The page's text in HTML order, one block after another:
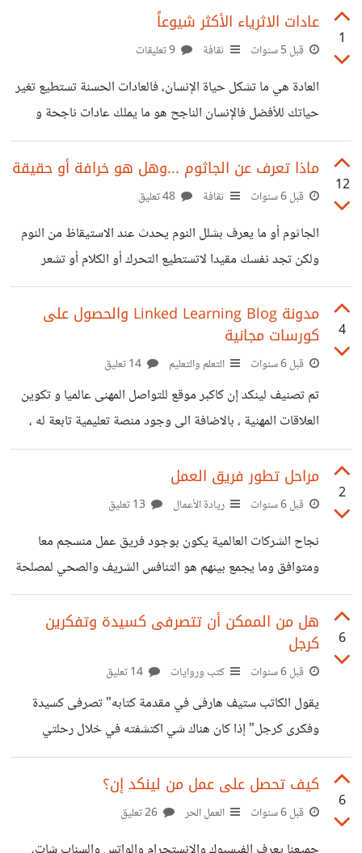
عربية شهيرة . #منصة رواق تعد منصة رواق من أشهر المنصات
العربية وأسهلها قام بإنشائها رواد الأعمال فؤاد الفرحان وسامي
العربية وغيرهم ، تعد من أشهر منصات التعليم الألكتروني لعدة
أسباب: - تتوافر بها شتى المجالات والتخصصات جميع المواد بها
باللغة العربية يمكنك أن تصبح محاضر بها،
1
عادات الاثرياء الأكثر شيوعاً
قبل 5 سنوات ثقافة
العادة هي ما تشكل حياة الإنسان، فالعادات الحسنة تستطيع تغير
حياتك للأفضل فالإنسان الناجح هو ما يملك عادات ناجحة و
العادات سيئة تدمر حياتك للأبد. عادة ما يكون الشخص الثرى له
فكر مختلف عن غيره ويمتلك عقلية ذات تخطيط واعي ولذلك
يمتلك الأثريات عادات خاصة بهم تميزهم عن غيرهم ،
الشخصى ولم يرثه .* يمتلك الاثرياء العصاميون عادات كثيرة
تجعلهم مميزون ولكن من أكثر العادات شيوعاً ، والتى تجمع بين
جميع
12
ماذا تعرف عن الجاثوم ...وهل هو خرافة أو حقيقة
قبل 6 سنوات ثقافة
الجاثوم أو ما يعرف بشلل النوم يحدث عند الاستيقاظ من النوم
ولكن تجد نفسك مقيدا لاتستطيع التحرك أو الكلام أو تشعر
بضيق النفس، ثم بعد وقت قليل يمكنك التحرك والحديث مجددا.
ظهر للجاثوم تفسيرات طبية كثيرة أشهرها أن الإنسان يمر أثناء
نومه بدورات كثيرة منها مرحلة نوم العين السريعة بحيث يكون
الدماغ نشطا للغاية وتعج تلك المرحلة بأحلام كثيرة ومحاكاة
للواقع قد تؤدى بك لايذا نفسك وهنا يعمل الدماغ على شل
جسمك مؤقتا عند الاستيقاظ حتى يمنعك من إيذاء نفسك
4
مدونة Linked Learning Blog والحصول على
كورسات مجانية
قبل 6 سنوات التعلم والتعليم
تم تصنيف لينكد إن كاكبر موقع للتواصل المهنى عالميا و تكوين
العلاقات المهنية ، بالاضافة الى وجود منصة تعليمية تابعة له ،
كانت تلك المنصة تسمى فيما سبق ليندا. كوم حتى أستحوزت
Blog وأصبحت من أكبر المنصات العالمية المميزة للتعليم
تلقائيا في مدونة وتلك المدونة تختلف تماما عن المنصات
الإلكترونية العالمية الأخرى لعدة الأسباب: - تختص بنوع خاص
من
2
مراحل تطور فريق العمل
قبل 6 سنوات ريادة الأعمال
نجاح الشركات العالمية يكون بوجود فريق عمل منسجم معا
ومتوافق وما يجمع بينهم هو التنافس الشريف والصحي لمصلحة
الشركة وتطورها، فدائما ما يعمل رواد الأعمال على الاهتمام
بفريق العمل أولا و اختياره بدقة لبناء شركة ناجحة ولها مكانتها
في سوق العمل عالميا وتحقيق نتائج عالية الجودة ان اختيار
فريق العمل له علم خاص به ومراحل خاصة يمر بها أي فريق
لوصوله لمرحلة الانسجام والاختلاف لا الخلاف و تتعدد مراحل
تطور فريق العمل، وتختلف من فريق الى اخر، ويمر بمراحل عدة
6
هل من الممكن أن تتصرفى كسيدة وتفكرين
كرجل
قبل 6 سنوات كتب وروايات
يقول الكاتب ستيف هارفى في مقدمة كتابه" تصرفى كسيدة
وفكرى كرجل" إذا كان هناك شي اكتشفته في خلال رحلتي
القصيرة على هذه الأرض فهو: ##أن عدد كبير من النساء يجهلن
طبيعة الرجال. ##أن الرجال يرتكبون الكثير من السخافات في
علاقاتهم من غير أن يتعرضوا للعقاب، لأن النساء لايفهمن قط
6
كيف تحصل على عمل من لينكد إن؟
قبل 6 سنوات العمل الحر